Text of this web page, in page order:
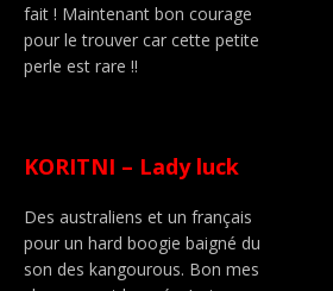
fait ! Maintenant bon courage
pour le trouver car cette petite
perle est rare !!
KORITNI – Lady luck
Des australiens et un français
pour un hard boogie baigné du
son des kangourous. Bon mes